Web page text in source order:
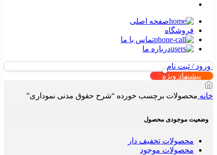
صفحه اصلی
فروشگاه
تماس با ما
درباره ما
ورود / ثبت نام
پیشنهاد ویژه
خانه محصولات برچسب خورده “شرح حقوق مدنی نموداری”
وضعیت موجودی محصول
محصولات تخفیف دار
محصولات موجود